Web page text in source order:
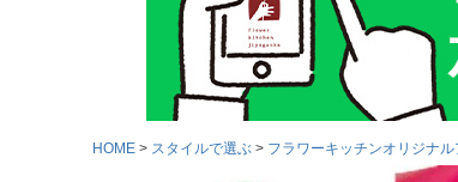
HOME スタイルで選ぶ フラワーキッチンオリジナル